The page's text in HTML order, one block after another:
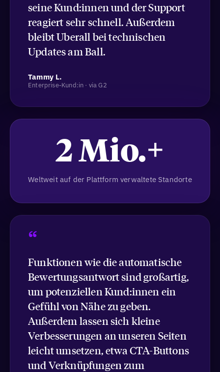
seine Kund:innen und der Support
reagiert sehr schnell. Außerdem
bleibt Uberall bei technischen
Updates am Ball.
Tammy L.
Enterprise-Kund:in · via G2
2 Mio.+
Weltweit auf der Plattform verwaltete Standorte
“
Funktionen wie die automatische
Bewertungsantwort sind großartig,
um potenziellen Kund:innen ein
Gefühl von Nähe zu geben.
Außerdem lassen sich kleine
Verbesserungen an unseren Seiten
leicht umsetzen, etwa CTA-Buttons
und Verknüpfungen zum